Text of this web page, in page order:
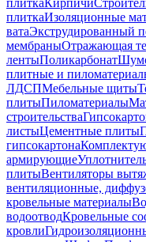
плиткаКирпичи
плиткаИзоляционные
ватаЭкструдированный
мембраныОтражающая
лентыПоликарбонат
плитные и
ЛДСПМебельные щиты
плитыПиломатериалы
строительства
листыЦементные плиты
гипсокартона
армирующие
плитыВентиляторы
вентиляционные,
кровельные материалы
водоотводКровельные
кровли